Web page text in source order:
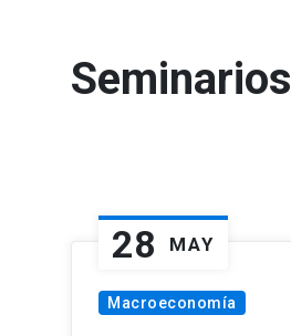
Seminarios
28 MAY
Macroeconomía